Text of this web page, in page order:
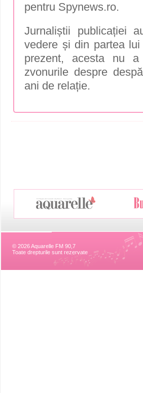
pentru Spynews.ro.
Jurnaliștii publicației
vedere și din partea
prezent, acesta nu
zvonurile despre
ani de relație.
© 2026 Aquarelle FM 90,7
Toate drepturile sunt rezervate